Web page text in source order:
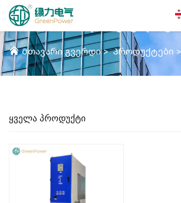
Პროდუქტები
Გამოყვანები
ᲐᲘᲠᲘᲗ ᲘᲖᲝᲚᲘᲠᲔᲑᲣᲚᲘ
Მთავარი გვერდი>Პროდუქტები
ᲧᲕᲔᲚᲐ ᲞᲠᲝᲓᲣᲥᲢᲘ